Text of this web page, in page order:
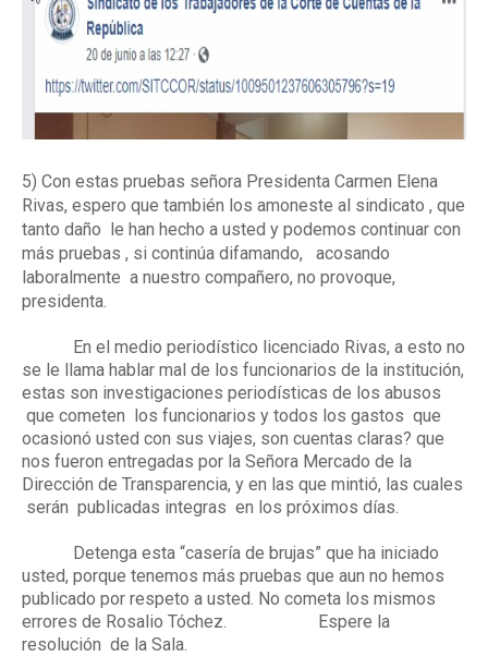
5) Con estas pruebas señora Presidenta Carmen Elena
Rivas, espero que también los amoneste al sindicato , que
tanto daño le han hecho a usted y podemos continuar con
más pruebas , si continúa difamando,
acosando
laboralmente a nuestro compañero, no provoque,
presidenta.
En el medio periodístico licenciado Rivas, a esto no
se le llama hablar mal de los funcionarios de la institución,
estas son investigaciones periodísticas de los abusos
que cometen los funcionarios y todos los gastos que
ocasionó usted con sus viajes, son cuentas claras? que
nos fueron entregadas por la Señora Mercado de la
Dirección de Transparencia, y en las que mintió, las cuales
serán publicadas integras en los próximos días.
Detenga esta “casería de brujas” que ha iniciado
usted, porque tenemos más pruebas que aun no hemos
publicado por respeto a usted. No cometa los mismos
errores de Rosalio Tóchez. Espere la
resolución de la Sala.